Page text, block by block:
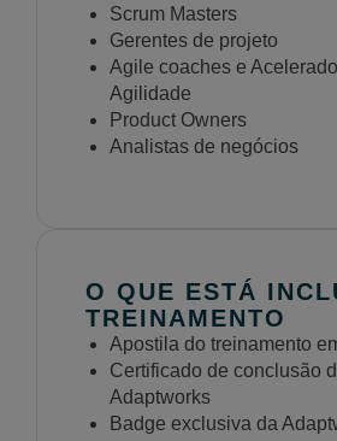
Scrum Masters
Gerentes de projeto
Agile coaches e
Agilidade
Product Owners
Analistas de negócios
O QUE ESTÁ
TREINAMENTO
Apostila do treinamento
Certificado de conclusão
Adaptworks
Badge exclusiva da